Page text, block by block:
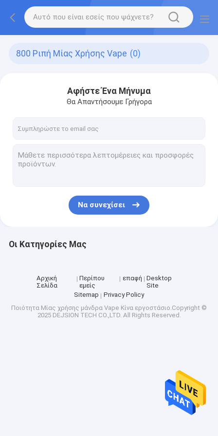
800 Ριπή Μίας Χρήσης Vape (0)
Αφήστε Ένα Μήνυμα
Θα Απαντήσουμε Γρήγορα
Να συνεχίσει
Οι Κατηγορίες Μας
Αρχική
Σελίδα
Περίπου
εμείς
επαφή
Desktop
Site
Sitemap
Privacy Policy
Ποιότητα Μίας χρήσης μάνδρα Vape Κίνα εργοστάσιο.Copyright ©
2025 DEJSION TECH CO.,LTD. All Rights Reserved.